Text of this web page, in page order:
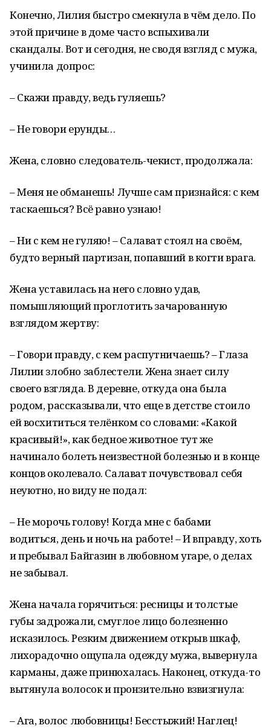
Конечно, Лилия быстро смекнула в чём дело. По
этой причине в доме часто вспыхивали
скандалы. Вот и сегодня, не сводя взгляд с мужа,
учинила допрос:
– Скажи правду, ведь гуляешь?
– Не говори ерунды…
Жена, словно следователь-чекист, продолжала:
– Меня не обманешь! Лучше сам признайся: с кем
таскаешься? Всё равно узнаю!
– Ни с кем не гуляю! – Салават стоял на своём,
будто верный партизан, попавший в когти врага.
Жена уставилась на него словно удав,
помышляющий проглотить зачарованную
взглядом жертву:
– Говори правду, с кем распутничаешь? – Глаза
Лилии злобно заблестели. Жена знает силу
своего взгляда. В деревне, откуда она была
родом, рассказывали, что еще в детстве стоило
ей восхититься телёнком со словами: «Какой
красивый!», как бедное животное тут же
начинало болеть неизвестной болезнью и в конце
концов околевало. Салават почувствовал себя
неуютно, но виду не подал:
– Не морочь голову! Когда мне с бабами
водиться, день и ночь на работе! – И вправду, хоть
и пребывал Байгазин в любовном угаре, о делах
не забывал.
Жена начала горячиться: ресницы и толстые
губы задрожали, смуглое лицо болезненно
исказилось. Резким движением открыв шкаф,
лихорадочно ощупала одежду мужа, вывернула
карманы, даже принюхалась. Наконец, откуда-то
вытянула волосок и пронзительно взвизгнула:
– Ага, волос любовницы! Бесстыжий! Наглец!